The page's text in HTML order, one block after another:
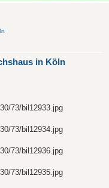
in Köln
73/bil12933.jpg
73/bil12934.jpg
73/bil12936.jpg
73/bil12935.jpg